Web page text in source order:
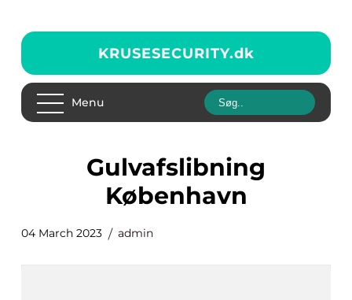
KRUSESECURITY.dk
Menu
Gulvafslibning
København
04 March 2023 admin